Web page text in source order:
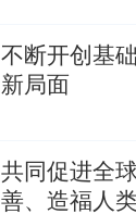
不断开创基
新局面
共同促进全
善、造福人